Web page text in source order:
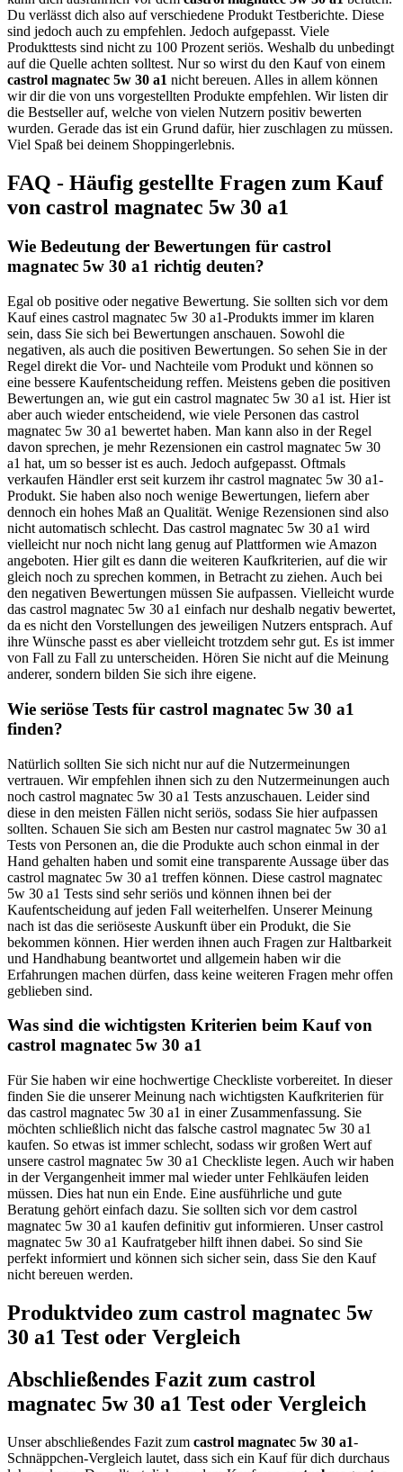
Du verlässt dich also auf verschiedene Produkt Testberichte. Diese
sind jedoch auch zu empfehlen. Jedoch aufgepasst. Viele
Produkttests sind nicht zu 100 Prozent seriös. Weshalb du unbedingt
auf die Quelle achten solltest. Nur so wirst du den Kauf von einem
castrol magnatec 5w 30 a1 nicht bereuen. Alles in allem können
wir dir die von uns vorgestellten Produkte empfehlen. Wir listen dir
die Bestseller auf, welche von vielen Nutzern positiv bewerten
wurden. Gerade das ist ein Grund dafür, hier zuschlagen zu müssen.
Viel Spaß bei deinem Shoppingerlebnis.
FAQ - Häufig gestellte Fragen zum Kauf
von castrol magnatec 5w 30 a1
Wie Bedeutung der Bewertungen für castrol
magnatec 5w 30 a1 richtig deuten?
Egal ob positive oder negative Bewertung. Sie sollten sich vor dem
Kauf eines castrol magnatec 5w 30 a1-Produkts immer im klaren
sein, dass Sie sich bei Bewertungen anschauen. Sowohl die
negativen, als auch die positiven Bewertungen. So sehen Sie in der
Regel direkt die Vor- und Nachteile vom Produkt und können so
eine bessere Kaufentscheidung reffen. Meistens geben die positiven
Bewertungen an, wie gut ein castrol magnatec 5w 30 a1 ist. Hier ist
aber auch wieder entscheidend, wie viele Personen das castrol
magnatec 5w 30 a1 bewertet haben. Man kann also in der Regel
davon sprechen, je mehr Rezensionen ein castrol magnatec 5w 30
a1 hat, um so besser ist es auch. Jedoch aufgepasst. Oftmals
verkaufen Händler erst seit kurzem ihr castrol magnatec 5w 30 a1-
Produkt. Sie haben also noch wenige Bewertungen, liefern aber
dennoch ein hohes Maß an Qualität. Wenige Rezensionen sind also
nicht automatisch schlecht. Das castrol magnatec 5w 30 a1 wird
vielleicht nur noch nicht lang genug auf Plattformen wie Amazon
angeboten. Hier gilt es dann die weiteren Kaufkriterien, auf die wir
gleich noch zu sprechen kommen, in Betracht zu ziehen. Auch bei
den negativen Bewertungen müssen Sie aufpassen. Vielleicht wurde
das castrol magnatec 5w 30 a1 einfach nur deshalb negativ bewertet,
da es nicht den Vorstellungen des jeweiligen Nutzers entsprach. Auf
ihre Wünsche passt es aber vielleicht trotzdem sehr gut. Es ist immer
von Fall zu Fall zu unterscheiden. Hören Sie nicht auf die Meinung
anderer, sondern bilden Sie sich ihre eigene.
Wie seriöse Tests für castrol magnatec 5w 30 a1
finden?
Natürlich sollten Sie sich nicht nur auf die Nutzermeinungen
vertrauen. Wir empfehlen ihnen sich zu den Nutzermeinungen auch
noch castrol magnatec 5w 30 a1 Tests anzuschauen. Leider sind
diese in den meisten Fällen nicht seriös, sodass Sie hier aufpassen
sollten. Schauen Sie sich am Besten nur castrol magnatec 5w 30 a1
Tests von Personen an, die die Produkte auch schon einmal in der
Hand gehalten haben und somit eine transparente Aussage über das
castrol magnatec 5w 30 a1 treffen können. Diese castrol magnatec
5w 30 a1 Tests sind sehr seriös und können ihnen bei der
Kaufentscheidung auf jeden Fall weiterhelfen. Unserer Meinung
nach ist das die seriöseste Auskunft über ein Produkt, die Sie
bekommen können. Hier werden ihnen auch Fragen zur Haltbarkeit
und Handhabung beantwortet und allgemein haben wir die
Erfahrungen machen dürfen, dass keine weiteren Fragen mehr offen
geblieben sind.
Was sind die wichtigsten Kriterien beim Kauf von
castrol magnatec 5w 30 a1
Für Sie haben wir eine hochwertige Checkliste vorbereitet. In dieser
finden Sie die unserer Meinung nach wichtigsten Kaufkriterien für
das castrol magnatec 5w 30 a1 in einer Zusammenfassung. Sie
möchten schließlich nicht das falsche castrol magnatec 5w 30 a1
kaufen. So etwas ist immer schlecht, sodass wir großen Wert auf
unsere castrol magnatec 5w 30 a1 Checkliste legen. Auch wir haben
in der Vergangenheit immer mal wieder unter Fehlkäufen leiden
müssen. Dies hat nun ein Ende. Eine ausführliche und gute
Beratung gehört einfach dazu. Sie sollten sich vor dem castrol
magnatec 5w 30 a1 kaufen definitiv gut informieren. Unser castrol
magnatec 5w 30 a1 Kaufratgeber hilft ihnen dabei. So sind Sie
perfekt informiert und können sich sicher sein, dass Sie den Kauf
nicht bereuen werden.
Produktvideo zum castrol magnatec 5w
30 a1 Test oder Vergleich
Abschließendes Fazit zum castrol
magnatec 5w 30 a1 Test oder Vergleich
Unser abschließendes Fazit zum castrol magnatec 5w 30 a1-
Schnäppchen-Vergleich lautet, dass sich ein Kauf für dich durchaus